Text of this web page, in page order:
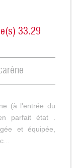
33.29
(à l'entrée du
parfait état .
et équipée,